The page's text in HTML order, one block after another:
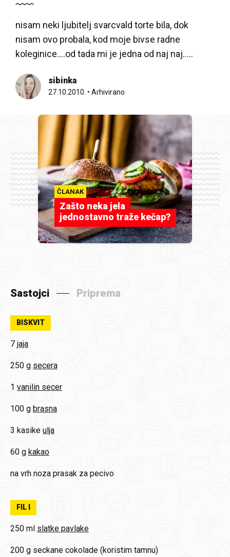
nisam neki ljubitelj svarcvald torte bila, dok
nisam ovo probala, kod moje bivse radne
koleginice….od tada mi je jedna od naj naj…..
sibinka
27.10.2010. • Arhivirano
ČLANAK
Zašto neka jela
jednostavno traže kečap?
Sastojci Priprema
BISKVIT
7 jaja
250 g secera
1 vanilin secer
100 g brasna
3 kasike ulja
60 g kakao
na vrh noza prasak za pecivo
FIL I
250 ml slatke pavlake
200 g seckane cokolade (koristim tamnu)